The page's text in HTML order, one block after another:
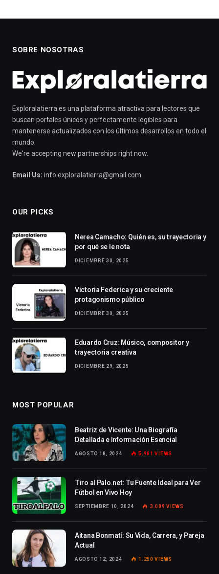
SOBRE NOSOTRAS
Exploralatierra es una plataforma atractiva para lectores que
buscan portales únicos y perfectamente legibles para
mantenerse actualizados con los últimos desarrollos en todo el
mundo.
We're accepting new partnerships right now.
Email Us: info.exploralatierra@gmail.com
OUR PICKS
Nerea Camacho: Quién es, su trayectoria y
por qué se le nota
DICIEMBRE 30, 2025
Victoria Federica y su creciente
protagonismo público
DICIEMBRE 30, 2025
Eduardo Cruz: Músico, compositor y
trayectoria creativa
DICIEMBRE 29, 2025
MOST POPULAR
Beatriz de Vicente: Una Biografía
Detallada e Información Esencial
AGOSTO 18, 2024 5.901VIEWS
Tiro al Palo.net: Tu Fuente Ideal para Ver
Fútbol en Vivo Hoy
SEPTIEMBRE 10, 2024 3.089VIEWS
Aitana Bonmatí: Su Vida, Carrera, y Pareja
Actual
AGOSTO 12, 2024 1.250VIEWS